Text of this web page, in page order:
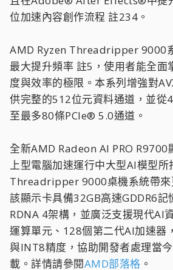
位加速內容創作流程 註234。
AMD Ryzen Threadripper 9000
最大提升頻率 註5，使用者能全面
度與效率的極限。本系列增強對
供完整的512位元資料通道，並從
至最多80條PCIe® 5.0通道。
全新AMD Radeon AI PRO R9700
上型電腦加速運行中大型AI模型所
Threadripper 9000桌機系統帶來
該顯示卡具備32GB高速GDDR6記
RDNA 4架構，並廣泛支援現代AI
運算單元、128個第二代AI加速器
與INT8精度，協助開發者處理當
載。詳情請參閱AMD部落格 。